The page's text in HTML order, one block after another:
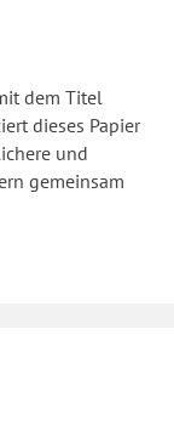
dem Titel
dieses Papier
und
gemeinsam